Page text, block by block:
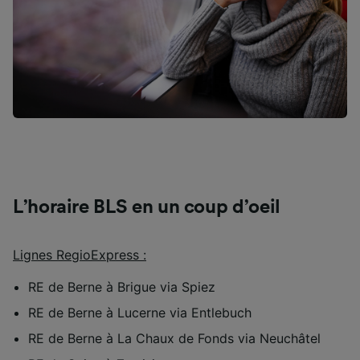
L’horaire BLS en un coup d’oeil
Lignes RegioExpress :
RE de Berne à Brigue via Spiez
RE de Berne à Lucerne via Entlebuch
RE de Berne à La Chaux de Fonds via Neuchâtel
Liste de nos partenaires (fournisseurs)